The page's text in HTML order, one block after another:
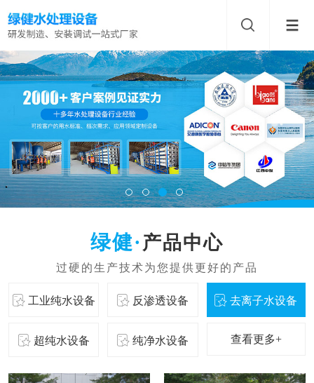
产品中心
工业纯水设备 反渗透设备 去离子水设备
超纯水设备 纯净水设备 查看更多+